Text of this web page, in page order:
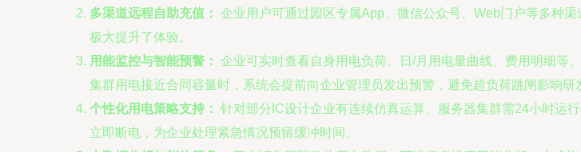
多渠道远程自助充值： 企业用户可通过园区专属App、微信公众号、Web门户等多种
极大提升了体验。
用能监控与智能预警： 企业可实时查看自身用电负荷、日/月用电量曲线、费用明细等
集群用电接近合同容量时，系统会提前向企业管理员发出预警，避免超负荷跳闸影响研
个性化用电策略支持： 针对部分IC设计企业有连续仿真运算、服务器集群需24小时运
立即断电，为企业处理紧急情况预留缓冲时间。